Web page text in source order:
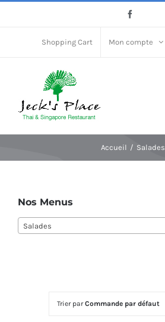
Shopping Cart Mon compte
Accueil Salades
Trier parCommande par défaut
Nos Menus
Salades